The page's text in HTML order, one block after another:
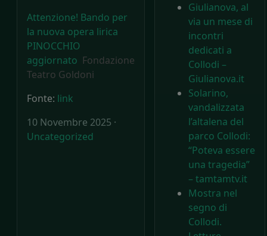
Attenzione! Bando per
la nuova opera lirica
PINOCCHIO
aggiornato Fondazione
Teatro Goldoni
Fonte: link
10 Novembre 2025 ·
Uncategorized
Giulianova, al
via un mese di
incontri
dedicati a
Collodi –
Giulianova.it
Solarino,
vandalizzata
l’altalena del
parco Collodi:
“Poteva essere
una tragedia”
– tamtamtv.it
Mostra nel
segno di
Collodi.